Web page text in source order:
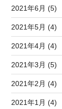
2021年6月 (5)
2021年5月 (4)
2021年4月 (4)
2021年3月 (5)
2021年2月 (4)
2021年1月 (4)